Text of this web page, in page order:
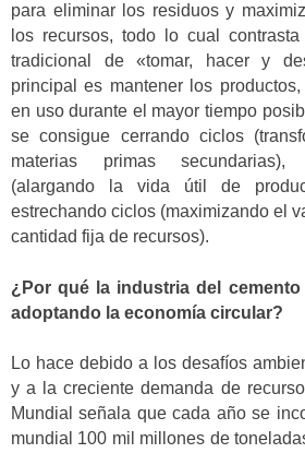
para eliminar los residuos y
los recursos, todo lo cual
tradicional de «tomar, hacer y
principal es mantener los
en uso durante el mayor tiempo
se consigue cerrando ciclos
materias primas secundarias),
(alargando la vida útil de
estrechando ciclos (maximizando el
cantidad fija de recursos).
¿Por qué la industria del
adoptando la economía circular?
Lo hace debido a los desafíos
y a la creciente demanda de
Mundial señala que cada año se
mundial 100 mil millones de